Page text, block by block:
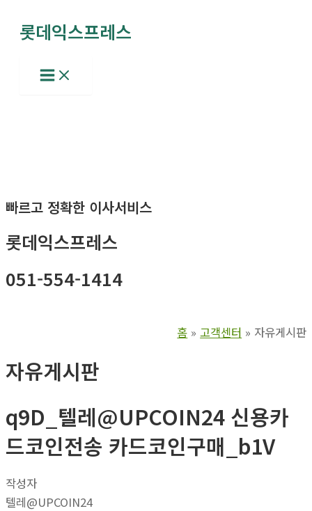
롯데익스프레스
Main
Menu
빠르고 정확한 이사서비스
롯데익스프레스
051-554-1414
홈 고객센터 자유게시판
자유게시판
q9D_텔레@UPCOIN24 신용카
드코인전송 카드코인구매_b1V
작성자
텔레@UPCOIN24